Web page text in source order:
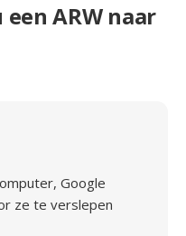
ARW naar
Google
ze te verslepen